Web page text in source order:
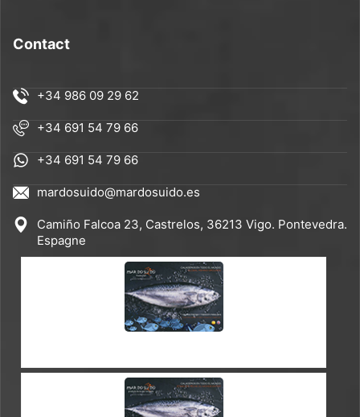
Contact
+34 986 09 29 62
+34 691 54 79 66
+34 691 54 79 66
mardosuido@mardosuido.es
Camiño Falcoa 23, Castrelos, 36213 Vigo. Pontevedra.
Espagne